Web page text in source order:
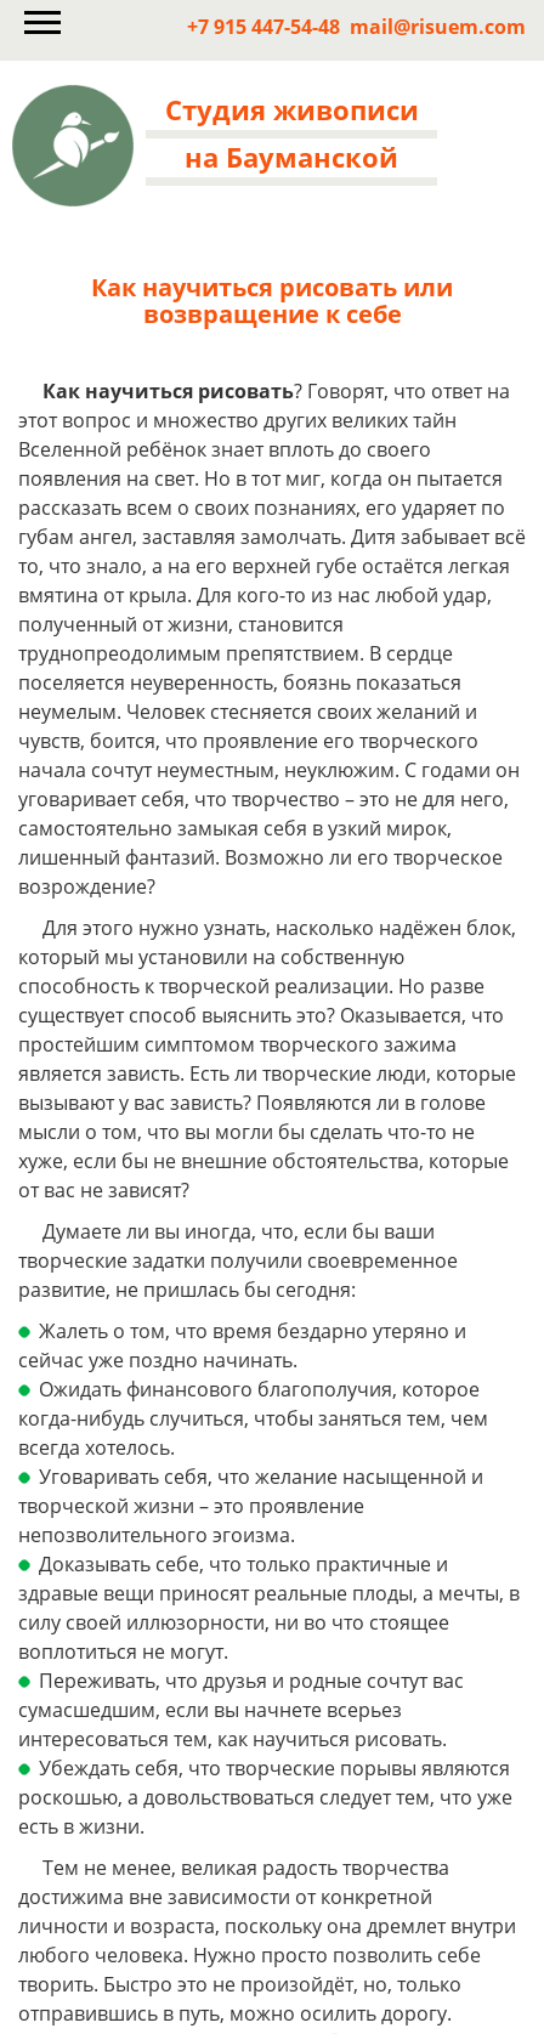
Студия живописи
на Бауманской
+7 915 447-54-48 mail@risuem.com
Как научиться рисовать или
возвращение к себе
Как научиться рисовать? Говорят, что ответ на
этот вопрос и множество других великих тайн
Вселенной ребёнок знает вплоть до своего
появления на свет. Но в тот миг, когда он пытается
рассказать всем о своих познаниях, его ударяет по
губам ангел, заставляя замолчать. Дитя забывает всё
то, что знало, а на его верхней губе остаётся легкая
вмятина от крыла. Для кого-то из нас любой удар,
полученный от жизни, становится
труднопреодолимым препятствием. В сердце
поселяется неуверенность, боязнь показаться
неумелым. Человек стесняется своих желаний и
чувств, боится, что проявление его творческого
начала сочтут неуместным, неуклюжим. С годами он
уговаривает себя, что творчество – это не для него,
самостоятельно замыкая себя в узкий мирок,
лишенный фантазий. Возможно ли его творческое
возрождение?
Для этого нужно узнать, насколько надёжен блок,
который мы установили на собственную
способность к творческой реализации. Но разве
существует способ выяснить это? Оказывается, что
простейшим симптомом творческого зажима
является зависть. Есть ли творческие люди, которые
вызывают у вас зависть? Появляются ли в голове
мысли о том, что вы могли бы сделать что-то не
хуже, если бы не внешние обстоятельства, которые
от вас не зависят?
Думаете ли вы иногда, что, если бы ваши
творческие задатки получили своевременное
развитие, не пришлась бы сегодня:
Жалеть о том, что время бездарно утеряно и
сейчас уже поздно начинать.
Ожидать финансового благополучия, которое
когда-нибудь случиться, чтобы заняться тем, чем
всегда хотелось.
Уговаривать себя, что желание насыщенной и
творческой жизни – это проявление
непозволительного эгоизма.
Доказывать себе, что только практичные и
здравые вещи приносят реальные плоды, а мечты, в
силу своей иллюзорности, ни во что стоящее
воплотиться не могут.
Переживать, что друзья и родные сочтут вас
сумасшедшим, если вы начнете всерьез
интересоваться тем, как научиться рисовать.
Убеждать себя, что творческие порывы являются
роскошью, а довольствоваться следует тем, что уже
есть в жизни.
Тем не менее, великая радость творчества
достижима вне зависимости от конкретной
личности и возраста, поскольку она дремлет внутри
любого человека. Нужно просто позволить себе
творить. Быстро это не произойдёт, но, только
отправившись в путь, можно осилить дорогу.